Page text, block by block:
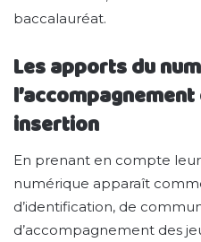
baccalauréat.
Les apports du
insertion
En prenant en compte
numérique apparaît
d’identification, de
d’accompagnement des